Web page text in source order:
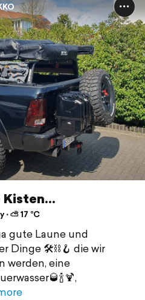
⛅ 17 °C
gute Laune und
Dinge 🛠⛓️🪝 die wir
werden, eine